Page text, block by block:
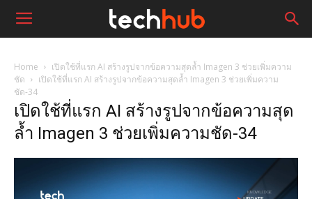
Home
เปิดใช้ที่แรก AI สร้างรูปจากข้อความสุดล้ำ Imagen 3 ช่วยเพิ่มความ
ชัด
เปิดใช้ที่แรก AI สร้างรูปจากข้อความสุดล้ำ Imagen 3 ช่วยเพิ่มความ
ชัด-34
เปิดใช้ที่แรก AI สร้างรูปจากข้อความสุด
ล้ำ Imagen 3 ช่วยเพิ่มความชัด-34